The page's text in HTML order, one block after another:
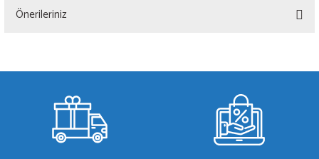
Önerileriniz
gördüğünüz noktaları öneri formunu kullanarak tarafımıza iletebilirsiniz.
Ürün resmi kalitesiz, bozuk veya görüntülenemiyor.
Ürün açıklamasında eksik bilgiler bulunuyor.